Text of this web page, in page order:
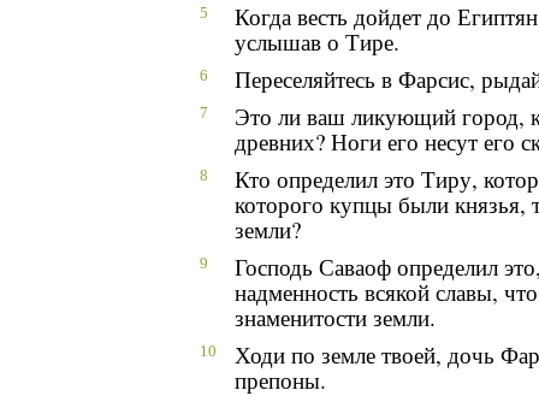
5
Когда весть дойдет до
услышав о Тире.
6 Переселяйтесь в Фарсис,
7
Это ли ваш ликующий город,
древних? Ноги его несут его
8
Кто определил это Тиру,
которого купцы были
земли?
9
Господь Саваоф определил
надменность всякой славы,
знаменитости земли.
10
Ходи по земле твоей, дочь
препоны.